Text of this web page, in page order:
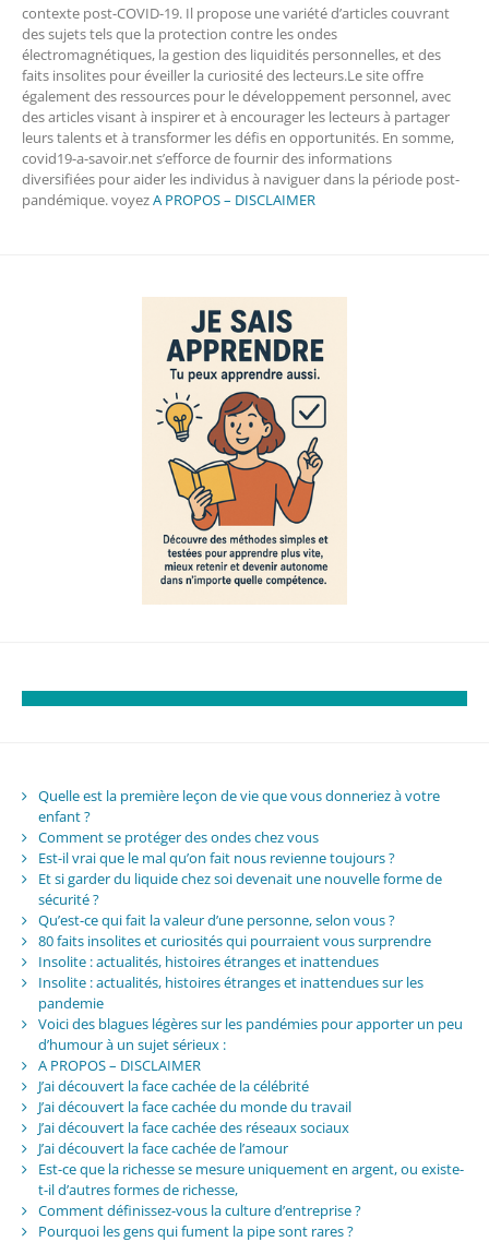
contexte post-COVID-19. Il propose une variété d’articles couvrant
des sujets tels que la protection contre les ondes
électromagnétiques, la gestion des liquidités personnelles, et des
faits insolites pour éveiller la curiosité des lecteurs.Le site offre
également des ressources pour le développement personnel, avec
des articles visant à inspirer et à encourager les lecteurs à partager
leurs talents et à transformer les défis en opportunités. En somme,
covid19-a-savoir.net s’efforce de fournir des informations
diversifiées pour aider les individus à naviguer dans la période post-
pandémique. voyezA PROPOS – DISCLAIMER
Quelle est la première leçon de vie que vous donneriez à votre
enfant ?
Comment se protéger des ondes chez vous
Est-il vrai que le mal qu’on fait nous revienne toujours ?
Et si garder du liquide chez soi devenait une nouvelle forme de
sécurité ?
Qu’est-ce qui fait la valeur d’une personne, selon vous ?
80 faits insolites et curiosités qui pourraient vous surprendre
Insolite : actualités, histoires étranges et inattendues
Insolite : actualités, histoires étranges et inattendues sur les
pandemie
Voici des blagues légères sur les pandémies pour apporter un peu
d’humour à un sujet sérieux :
A PROPOS – DISCLAIMER
J’ai découvert la face cachée de la célébrité
J’ai découvert la face cachée du monde du travail
J’ai découvert la face cachée des réseaux sociaux
J’ai découvert la face cachée de l’amour
Est-ce que la richesse se mesure uniquement en argent, ou existe-
t-il d’autres formes de richesse,
Comment définissez-vous la culture d’entreprise ?
Pourquoi les gens qui fument la pipe sont rares ?